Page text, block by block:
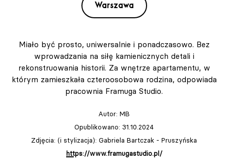
Warszawa
Miało być prosto, uniwersalnie i ponadczasowo. Bez
wprowadzania na siłę kamienicznych detali i
rekonstruowania historii. Za wnętrze apartamentu, w
którym zamieszkała czteroosobowa rodzina, odpowiada
pracownia Framuga Studio.
Autor: MB
Opublikowano: 31.10.2024
Zdjęcia: (i stylizacja): Gabriela Bartczak - Pruszyńska
https://www.framugastudio.pl/